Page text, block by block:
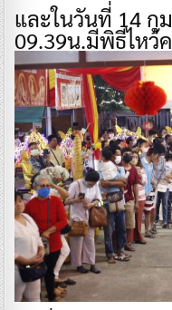
และในวันที่ 14 กุ
09.39น.มีพิธีไหว้